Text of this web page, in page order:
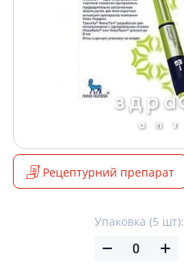
Рецептурний препарат
Упаковка (5 шт):